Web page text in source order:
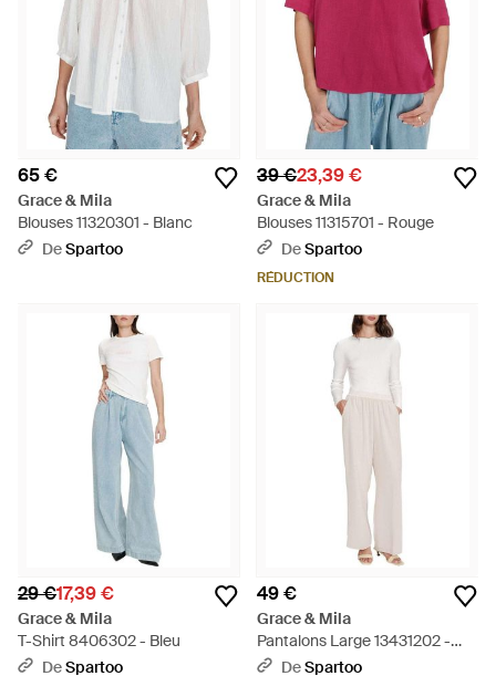
65 €
Grace & Mila
Blouses 11320301 - Blanc
DeSpartoo
39 €23,39 €
Grace & Mila
Blouses 11315701 - Rouge
DeSpartoo
RÉDUCTION
29 €17,39 €
Grace & Mila
T-Shirt 8406302 - Bleu
DeSpartoo
49 €
Grace & Mila
Pantalons Large 13431202 -
Blanc
DeSpartoo